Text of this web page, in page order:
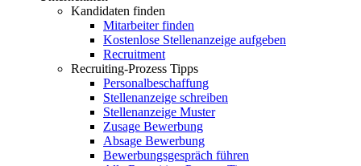
Kandidaten finden
Mitarbeiter finden
Kostenlose Stellenanzeige aufgeben
Recruitment
Recruiting-Prozess Tipps
Personalbeschaffung
Stellenanzeige schreiben
Stellenanzeige Muster
Zusage Bewerbung
Absage Bewerbung
Bewerbungsgespräch führen